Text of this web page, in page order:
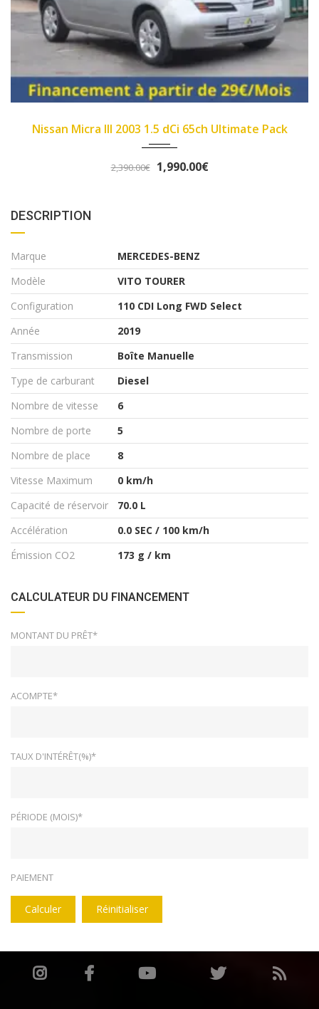
Fiat Panda II 2007 1.1 8v 54ch Dynamic
3,490.00€ 3,290.00€
DESCRIPTION
Marque
MERCEDES-BENZ
Modèle
VITO TOURER
Configuration
110 CDI Long FWD Select
Année
2019
Transmission
Boîte Manuelle
Type de carburant
Diesel
Nombre de vitesse
6
Nombre de porte
5
Nombre de place
8
Vitesse Maximum
0 km/h
Capacité de réservoir
70.0 L
Accélération
0.0 SEC / 100 km/h
Émission CO2
173 g / km
CALCULATEUR DU FINANCEMENT
MONTANT DU PRÊT*
ACOMPTE*
TAUX D'INTÉRÊT(%)*
PÉRIODE (MOIS)*
PAIEMENT
Calculer Réinitialiser